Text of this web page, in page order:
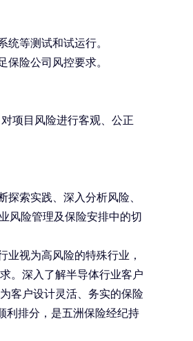
等测试和试运行。
险公司风控要求。
项目风险进行客观、公正
索实践、深入分析风险、
风险管理及保险安排中的切
视为高风险的特殊行业，
。深入了解半导体行业客户
客户设计灵活、务实的保险
利排分，是五洲保险经纪持